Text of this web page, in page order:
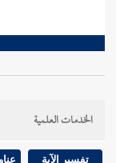
الخدمات العلمية
تفسير الآية